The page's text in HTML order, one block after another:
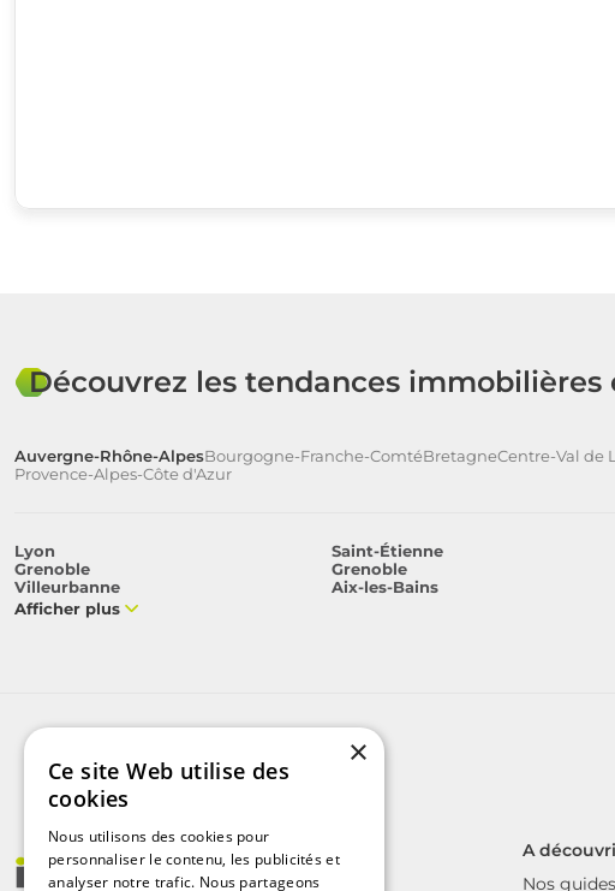
Découvrez les tendances immobilières
Auvergne-Rhône-AlpesBourgogne-Franche-ComtéBretagneCentre-Val de
Provence-Alpes-Côte d'Azur
Lyon Saint-Étienne
Grenoble
Grenoble
Villeurbanne
Aix-les-Bains
Afficher plus
A
Nos
×
Ce site Web utilise des
cookies
Nous utilisons des cookies pour
personnaliser le contenu, les publicités et
analyser notre trafic. Nous partageons